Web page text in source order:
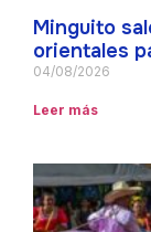
Minguito
orientales
04/08/2026
Leer más